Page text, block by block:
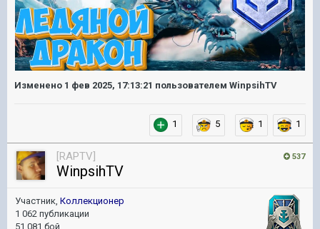
Изменено 1 фев 2025, 17:13:21 пользователем WinpsihTV
1 5 1 1
537
[RAPTV]
WinpsihTV
Участник, Коллекционер
1 062 публикации
51 081 бой